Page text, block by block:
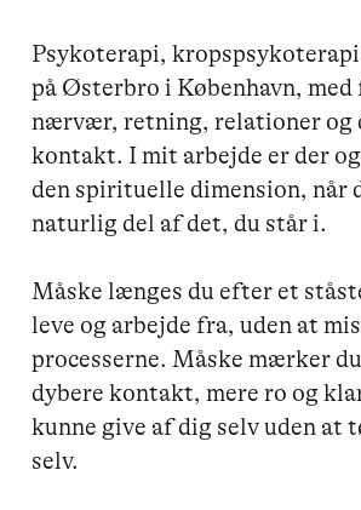
Psykoterapi,
på Østerbro i København, med
nærvær, retning, relationer og
kontakt. I mit arbejde er der
den spirituelle dimension, når
naturlig del af det, du står i.
Måske længes du efter et
leve og arbejde fra, uden at
processerne. Måske mærker
dybere kontakt, mere ro og
kunne give af dig selv uden at
selv.